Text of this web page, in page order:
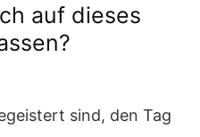
auf dieses
sind, den Tag